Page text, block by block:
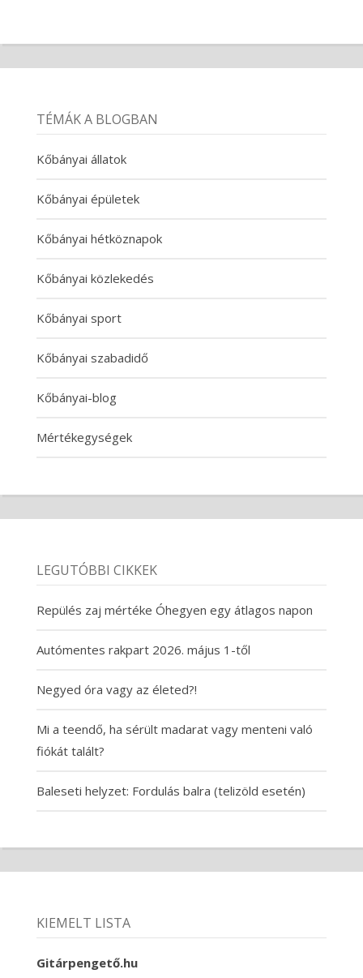
TÉMÁK A BLOGBAN
Kőbányai állatok
Kőbányai épületek
Kőbányai hétköznapok
Kőbányai közlekedés
Kőbányai sport
Kőbányai szabadidő
Kőbányai-blog
Mértékegységek
LEGUTÓBBI CIKKEK
Repülés zaj mértéke Óhegyen egy átlagos napon
Autómentes rakpart 2026. május 1-től
Negyed óra vagy az életed?!
Mi a teendő, ha sérült madarat vagy menteni való
fiókát talált?
Baleseti helyzet: Fordulás balra (telizöld esetén)
KIEMELT LISTA
Gitárpengető.hu